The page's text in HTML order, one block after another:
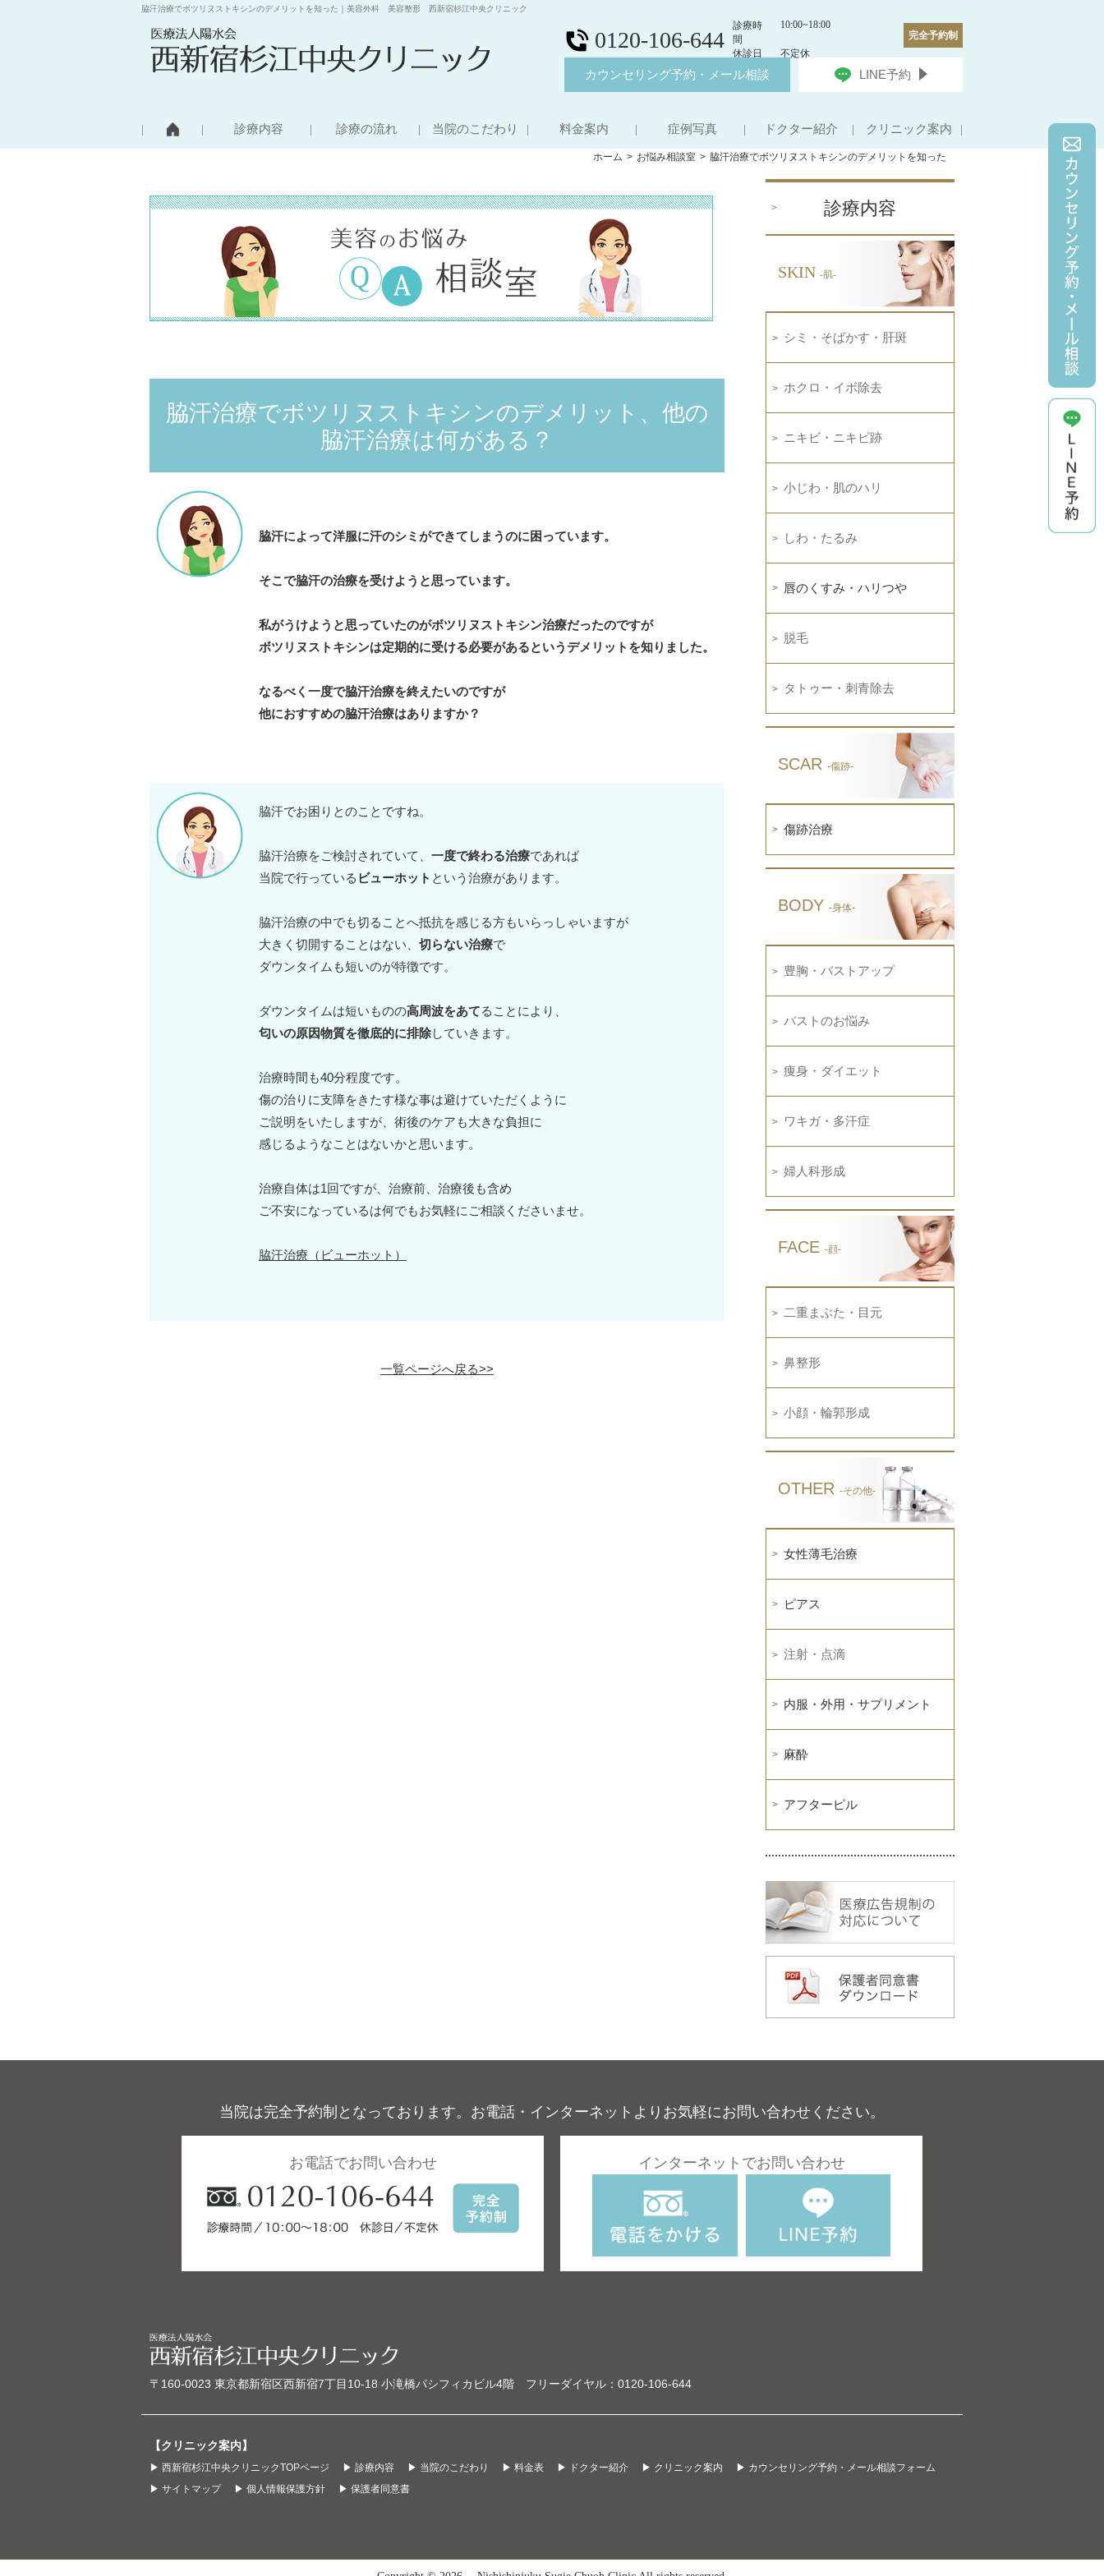
脇汗治療でボツリヌストキシンのデメリットを知った｜美容外科 美容整形 西新宿杉江中央クリニック
0120-106-644
診療時
間
10:00~18:00
休診日 不定休
カウンセリング予約・メール相談 LINE予約
完全予約制
診療内容 診療の流れ 当院のこだわり 料金案内 症例写真 ドクター紹介 クリニック案内
ホーム お悩み相談室 脇汗治療でボツリヌストキシンのデメリットを知った
脇汗治療でボツリヌストキシンのデメリット、他の
脇汗治療は何がある？
脇汗によって洋服に汗のシミができてしまうのに困っています。
そこで脇汗の治療を受けようと思っています。
私がうけようと思っていたのがボツリヌストキシン治療だったのですが
ボツリヌストキシンは定期的に受ける必要があるというデメリットを知りました。
なるべく一度で脇汗治療を終えたいのですが
他におすすめの脇汗治療はありますか？
脇汗でお困りとのことですね。
脇汗治療をご検討されていて、 一度で終わる治療であれば
当院で行っている ビューホット という治療があります。
脇汗治療の中でも切ることへ抵抗を感じる方もいらっしゃいますが
大きく切開することはない、 切らない治療で
ダウンタイムも短いのが特徴です。
ダウンタイムは短いものの高周波をあてることにより、
匂いの原因物質を徹底的に排除していきます。
治療時間も40分程度です。
傷の治りに支障をきたす様な事は避けていただくように
ご説明をいたしますが、術後のケアも大きな負担に
感じるようなことはないかと思います。
治療自体は1回ですが、治療前、治療後も含め
ご不安になっているは何でもお気軽にご相談くださいませ。
脇汗治療（ビューホット）
一覧ページへ戻る>>
診療内容
SKIN -肌-
シミ・そばかす・肝斑
ホクロ・イボ除去
ニキビ・ニキビ跡
小じわ・肌のハリ
しわ・たるみ
唇のくすみ・ハリつや
脱毛
タトゥー・刺青除去
SCAR -傷跡-
傷跡治療
BODY -身体-
豊胸・バストアップ
バストのお悩み
痩身・ダイエット
ワキガ・多汗症
婦人科形成
FACE -顔-
二重まぶた・目元
鼻整形
小顔・輪郭形成
OTHER -その他-
女性薄毛治療
ピアス
注射・点滴
内服・外用・サプリメント
麻酔
アフターピル
当院は完全予約制となっております。お電話・インターネットよりお気軽にお問い合わせください。
お電話でお問い合わせ インターネットでお問い合わせ
〒160-0023 東京都新宿区西新宿7丁目10‐18 小滝橋パシフィカビル4階 フリーダイヤル： 0120-106-644
【クリニック案内】
▶ 西新宿杉江中央クリニックTOPページ ▶ 診療内容 ▶ 当院のこだわり ▶ 料金表 ▶ ドクター紹介 ▶ クリニック案内
▶ カウンセリング予約・メール相談フォーム
▶ サイトマップ
▶ 個人情報保護方針 ▶ 保護者同意書